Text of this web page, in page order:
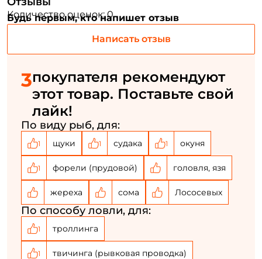
Количество оценок: 0
Будь первым, кто напишет отзыв
Написать отзыв
3покупателя рекомендуют
этот товар. Поставьте свой
лайк!
По виду рыб, для:
1 щуки 1 судака 1 окуня
1 форели (прудовой) головля, язя
жереха сома Лососевых
По способу ловли, для:
1 троллинга
1 твичинга (рывковая проводка)
Создать аккаунт
ФИО: *
Email: *
Номер телефона: *
Придумайте пароль: *
Повторите пароль: *
Заполняя данную форму вы соглашаетесь на обработку
персональных данных